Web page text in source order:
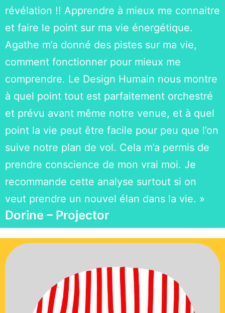
révélation !! Apprendre à mieux me connaitre
et faire le point sur ma vie énergétique.
Agathe m’a donné des pistes sur ma vie,
comment fonctionner pour mieux me
comprendre. Le Design Humain nous montre
à quel point tout est parfaitement orchestré
et prévu avant même notre venue, et à quel
point la vie peut être facile pour peu que l’on
suive notre plan de vol. Cela m’a permis de
prendre conscience de mon vrai moi. Je
recommande cette analyse surtout si on
veut prendre un nouvel élan dans la vie. »
Dorine – Projector